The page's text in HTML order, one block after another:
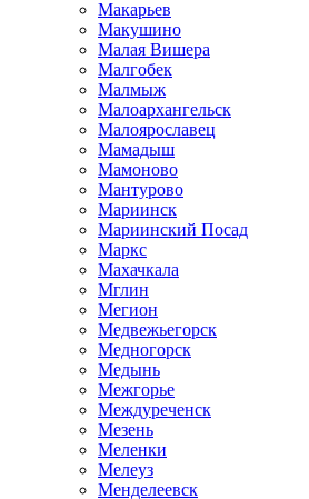
Макарьев
Макушино
Малая Вишера
Малгобек
Малмыж
Малоархангельск
Малоярославец
Мамадыш
Мамоново
Мантурово
Мариинск
Мариинский Посад
Маркс
Махачкала
Мглин
Мегион
Медвежьегорск
Медногорск
Медынь
Межгорье
Междуреченск
Мезень
Меленки
Мелеуз
Менделеевск